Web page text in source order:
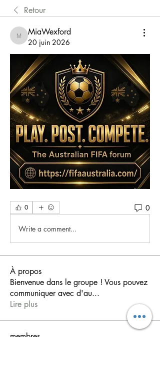
Retour
MiaWexford
MiaWexford
20 juin 2026
0 0
Write a comment...
À propos
Bienvenue dans le groupe ! Vous pouvez
communiquer avec d'au...
Lire plus
membres